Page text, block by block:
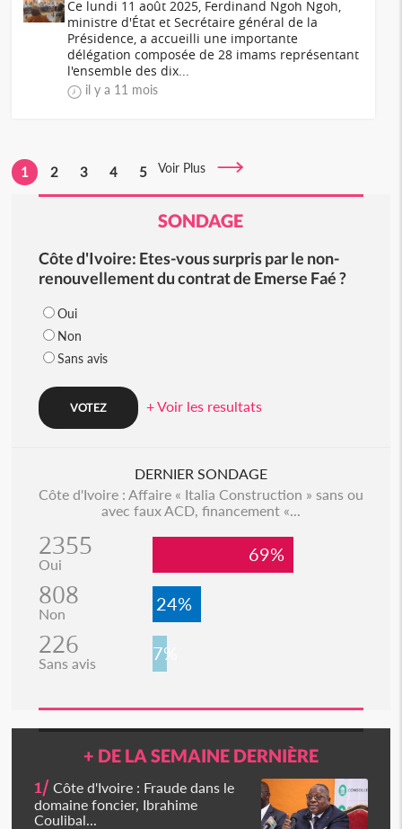
Ce lundi 11 août 2025, Ferdinand Ngoh Ngoh,
ministre d'État et Secrétaire général de la
Présidence, a accueilli une importante
délégation composée de 28 imams représentant
l'ensemble des dix...
il y a 11 mois
1 2 3 4 5 Voir Plus
SONDAGE
Côte d'Ivoire: Etes-vous surpris par le non-
renouvellement du contrat de Emerse Faé ?
Oui
Non
Sans avis
+ Voir les resultats
DERNIER SONDAGE
Côte d'Ivoire : Affaire « Italia Construction » sans ou
avec faux ACD, financement «...
2355
Oui 69%
808
Non 24%
226
Sans avis 7%
+ DE LA SEMAINE DERNIÈRE
1/ Côte d'Ivoire : Fraude dans le
domaine foncier, Ibrahime
Coulibal...